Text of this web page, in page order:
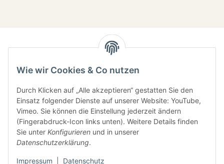
Gesetzliche Informationen
Informationen
Wie wir Cookies & Co nutzen
Durch Klicken auf „Alle akzeptieren“ gestatten Sie den
Einsatz folgender Dienste auf unserer Website: YouTube,
Vimeo. Sie können die Einstellung jederzeit ändern
(Fingerabdruck-Icon links unten). Weitere Details finden
Sie unter Konfigurieren und in unserer
Datenschutzerklärung.
Impressum Datenschutz